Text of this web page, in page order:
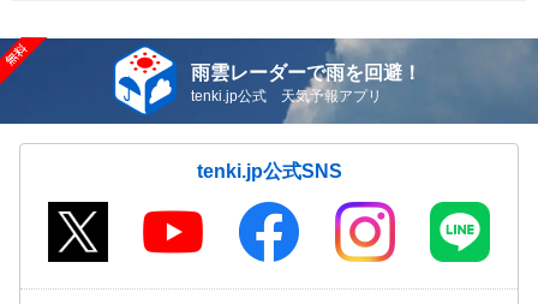
雨雲レーダーで雨を回避！
tenki.jp公式 天気予報アプリ
tenki.jp公式SNS